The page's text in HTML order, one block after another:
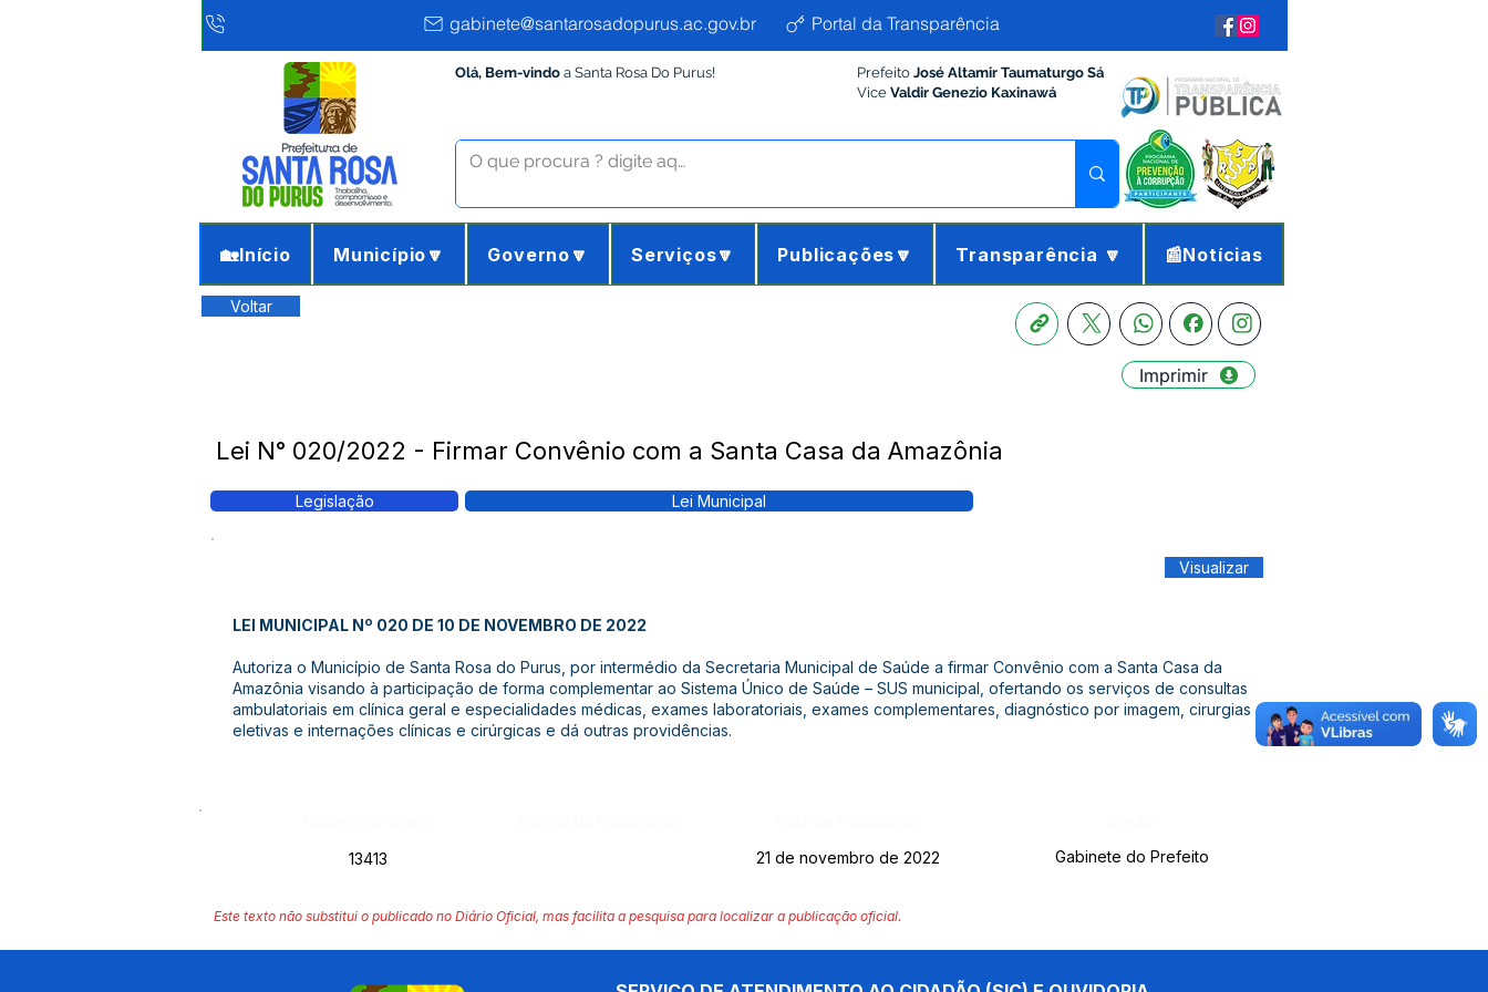
gabinete@santarosadopurus.ac.gov.br Portal da Transparência
Olá, Bem-vindo a Santa Rosa Do Purus! Prefeito José Altamir Taumaturgo Sá
Vice Valdir Genezio Kaxinawá
🏡Início Município🔽 Governo🔽 Serviços🔽 Publicações🔽 Transparência 🔽 📰Notícias
Voltar
Imprimir
Lei N° 020/2022 - Firmar Convênio com a Santa Casa da Amazônia
Legislação Lei Municipal
Visualizar
LEI MUNICIPAL Nº 020 DE 10 DE NOVEMBRO DE 2022
Autoriza o Município de Santa Rosa do Purus, por intermédio da Secretaria Municipal de Saúde a firmar Convênio com a Santa Casa da
Amazônia visando à participação de forma complementar ao Sistema Único de Saúde – SUS municipal, ofertando os serviços de consultas
ambulatoriais em clínica geral e especialidades médicas, exames laboratoriais, exames complementares, diagnóstico por imagem, cirurgias
eletivas e internações clínicas e cirúrgicas e dá outras providências.
13413
21 de novembro de 2022 Gabinete do Prefeito
Este texto não substitui o publicado no Diário Oficial, mas facilita a pesquisa para localizar a publicação oficial.